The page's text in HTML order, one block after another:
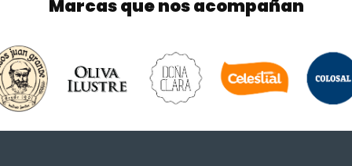
Marcas que nos acompañan